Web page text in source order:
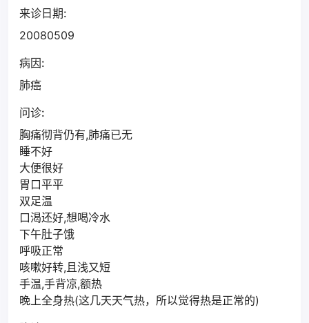
来诊日期:
20080509
病因:
肺癌
问诊:
胸痛彻背仍有,肺痛已无
睡不好
大便很好
胃口平平
双足温
口渴还好,想喝冷水
下午肚子饿
呼吸正常
咳嗽好转,且浅又短
手温,手背凉,额热
晚上全身热(这几天天气热，所以觉得热是正常的)